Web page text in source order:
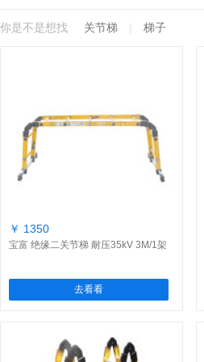
你是不是想找 关节梯 梯子
￥ 1350
宝富 绝缘二关节梯 耐压35kV 3M/1架
去看看